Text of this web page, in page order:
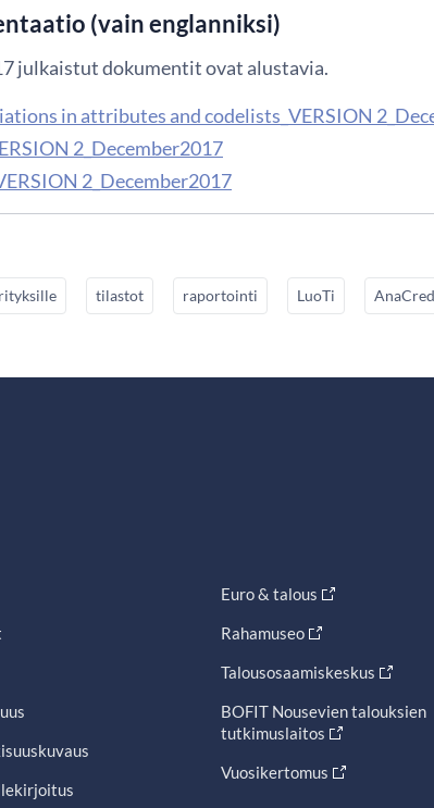
(vain englanniksi)
julkaistut dokumentit ovat alustavia.
in attributes and codelists_VERSION
2_December2017
2_December2017
tilastot raportointi LuoTi
Euro & talous
Rahamuseo
Talousosaamiskeskus
BOFIT Nousevien talouksien
tutkimuslaitos
Vuosikertomus